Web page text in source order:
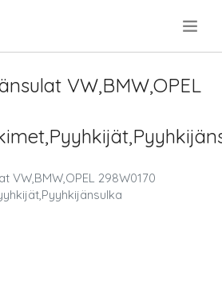
VW,BMW,OPEL
VW,BMW,OPEL 298W0170